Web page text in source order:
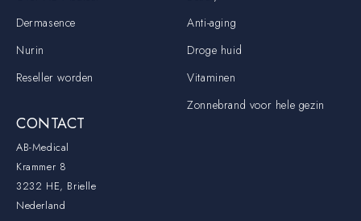
Dermasence
Nurin
Reseller worden
Anti-aging
Droge huid
Vitaminen
Zonnebrand voor hele gezin
CONTACT
AB-Medical
Krammer 8
3232 HE, Brielle
Nederland